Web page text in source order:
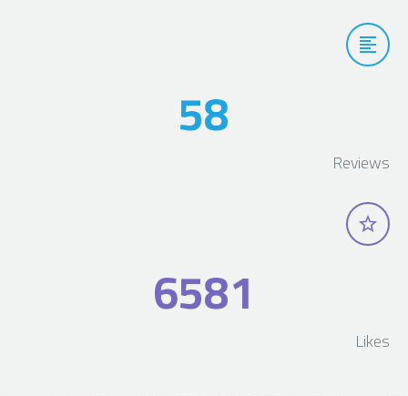
8
5
Reviews
1
8
5
6
Likes